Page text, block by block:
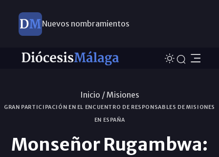
Nuevos nombramientos
Inicio /Misiones
GRAN PARTICIPACIÓN EN EL ENCUENTRO DE RESPONSABLES DE MISIONES
EN ESPAÑA
Monseñor Rugambwa: